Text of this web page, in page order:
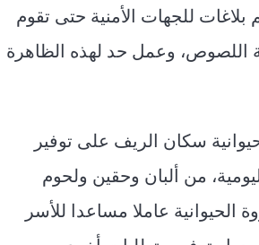
بلاغات للجهات الأمنية حتى تقوم
اللصوص، وعمل حد لهذه الظاهرة
سكان الريف على توفير
من ألبان وحقين ولحوم
الحيوانية عاملا مساعدا للأسر